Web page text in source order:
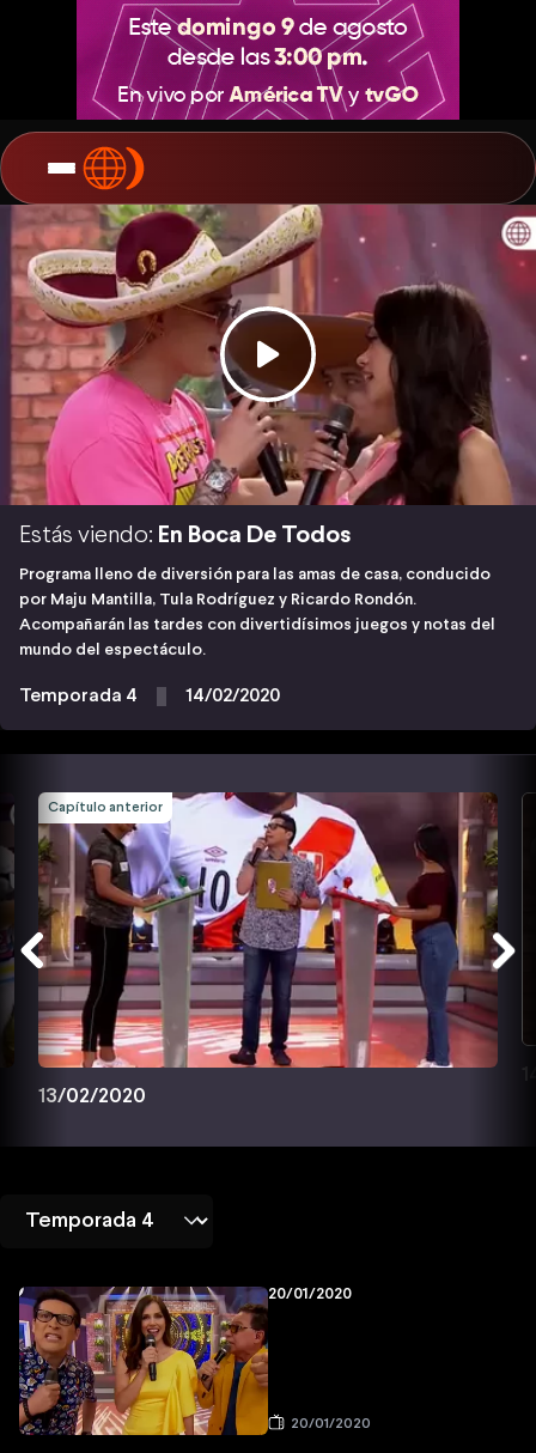
Estás viendo: En Boca De Todos
Programa lleno de diversión para las amas de casa, conducido
por Maju Mantilla, Tula Rodríguez y Ricardo Rondón.
Acompañarán las tardes con divertidísimos juegos y notas del
mundo del espectáculo.
Temporada 4 14/02/2020
Capítulo anterior
13/02/2020
20/01/2020
20/01/2020